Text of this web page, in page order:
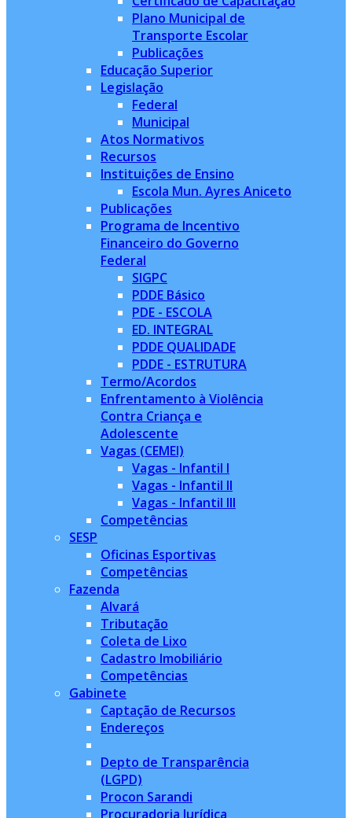
Plano Municipal de
Transporte Escolar
Publicações
Educação Superior
Legislação
Federal
Municipal
Atos Normativos
Recursos
Instituições de Ensino
Escola Mun. Ayres Aniceto
Publicações
Programa de Incentivo
Financeiro do Governo
Federal
SIGPC
PDDE Básico
PDE - ESCOLA
ED. INTEGRAL
PDDE QUALIDADE
PDDE - ESTRUTURA
Termo/Acordos
Enfrentamento à Violência
Contra Criança e
Adolescente
Vagas (CEMEI)
Vagas - Infantil I
Vagas - Infantil II
Vagas - Infantil III
Competências
SESP
Oficinas Esportivas
Competências
Fazenda
Alvará
Tributação
Coleta de Lixo
Cadastro Imobiliário
Competências
Gabinete
Captação de Recursos
Endereços
Depto de Transparência
(LGPD)
Procon Sarandi
Procuradoria Jurídica